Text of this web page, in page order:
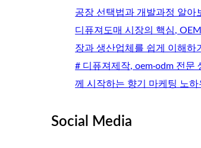
공장 선택법과 개발과정 알아
디퓨져도매 시장의 핵심,
장과 생산업체를 쉽게 이해하기
# 디퓨져제작, oem·odm 전문
께 시작하는 향기 마케팅 노하
Social Media